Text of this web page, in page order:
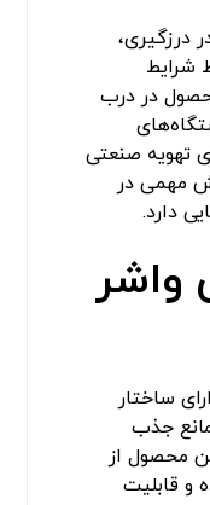
درزگیری،
شرایط
در درب
تهویه صنعتی
مهمی در
دارد.
واشر
ساختار
جذب
محصول از
و قابلیت